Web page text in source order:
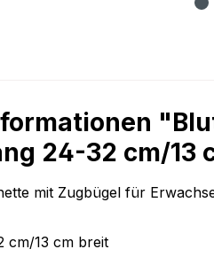
24-32 cm/13
mit Zugbügel für
cm/13 cm breit